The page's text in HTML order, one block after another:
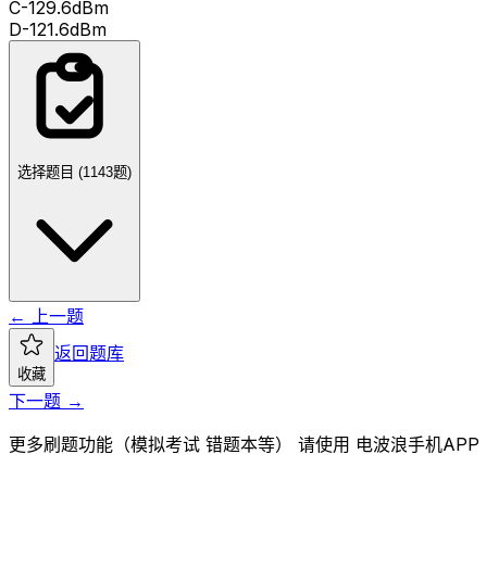
C-129.6dBm
D-121.6dBm
选择题目 (1143题)
← 上一题
收藏
返回题库
下一题 →
更多刷题功能（模拟考试 错题本等） 请使用 电波浪手机APP